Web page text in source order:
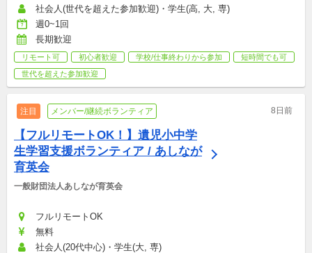
社会人(世代を超えた参加歓迎)・学生(高, 大, 専)
週0~1回
長期歓迎
リモート可 初心者歓迎 学校/仕事終わりから参加
短時間でも可
世代を超えた参加歓迎
注目 メンバー/継続ボランティア 8日前
【フルリモートOK！】遺児小中学
生学習支援ボランティア / あしなが
育英会
一般財団法人あしなが育英会
フルリモートOK
無料
社会人(20代中心)・学生(大, 専)